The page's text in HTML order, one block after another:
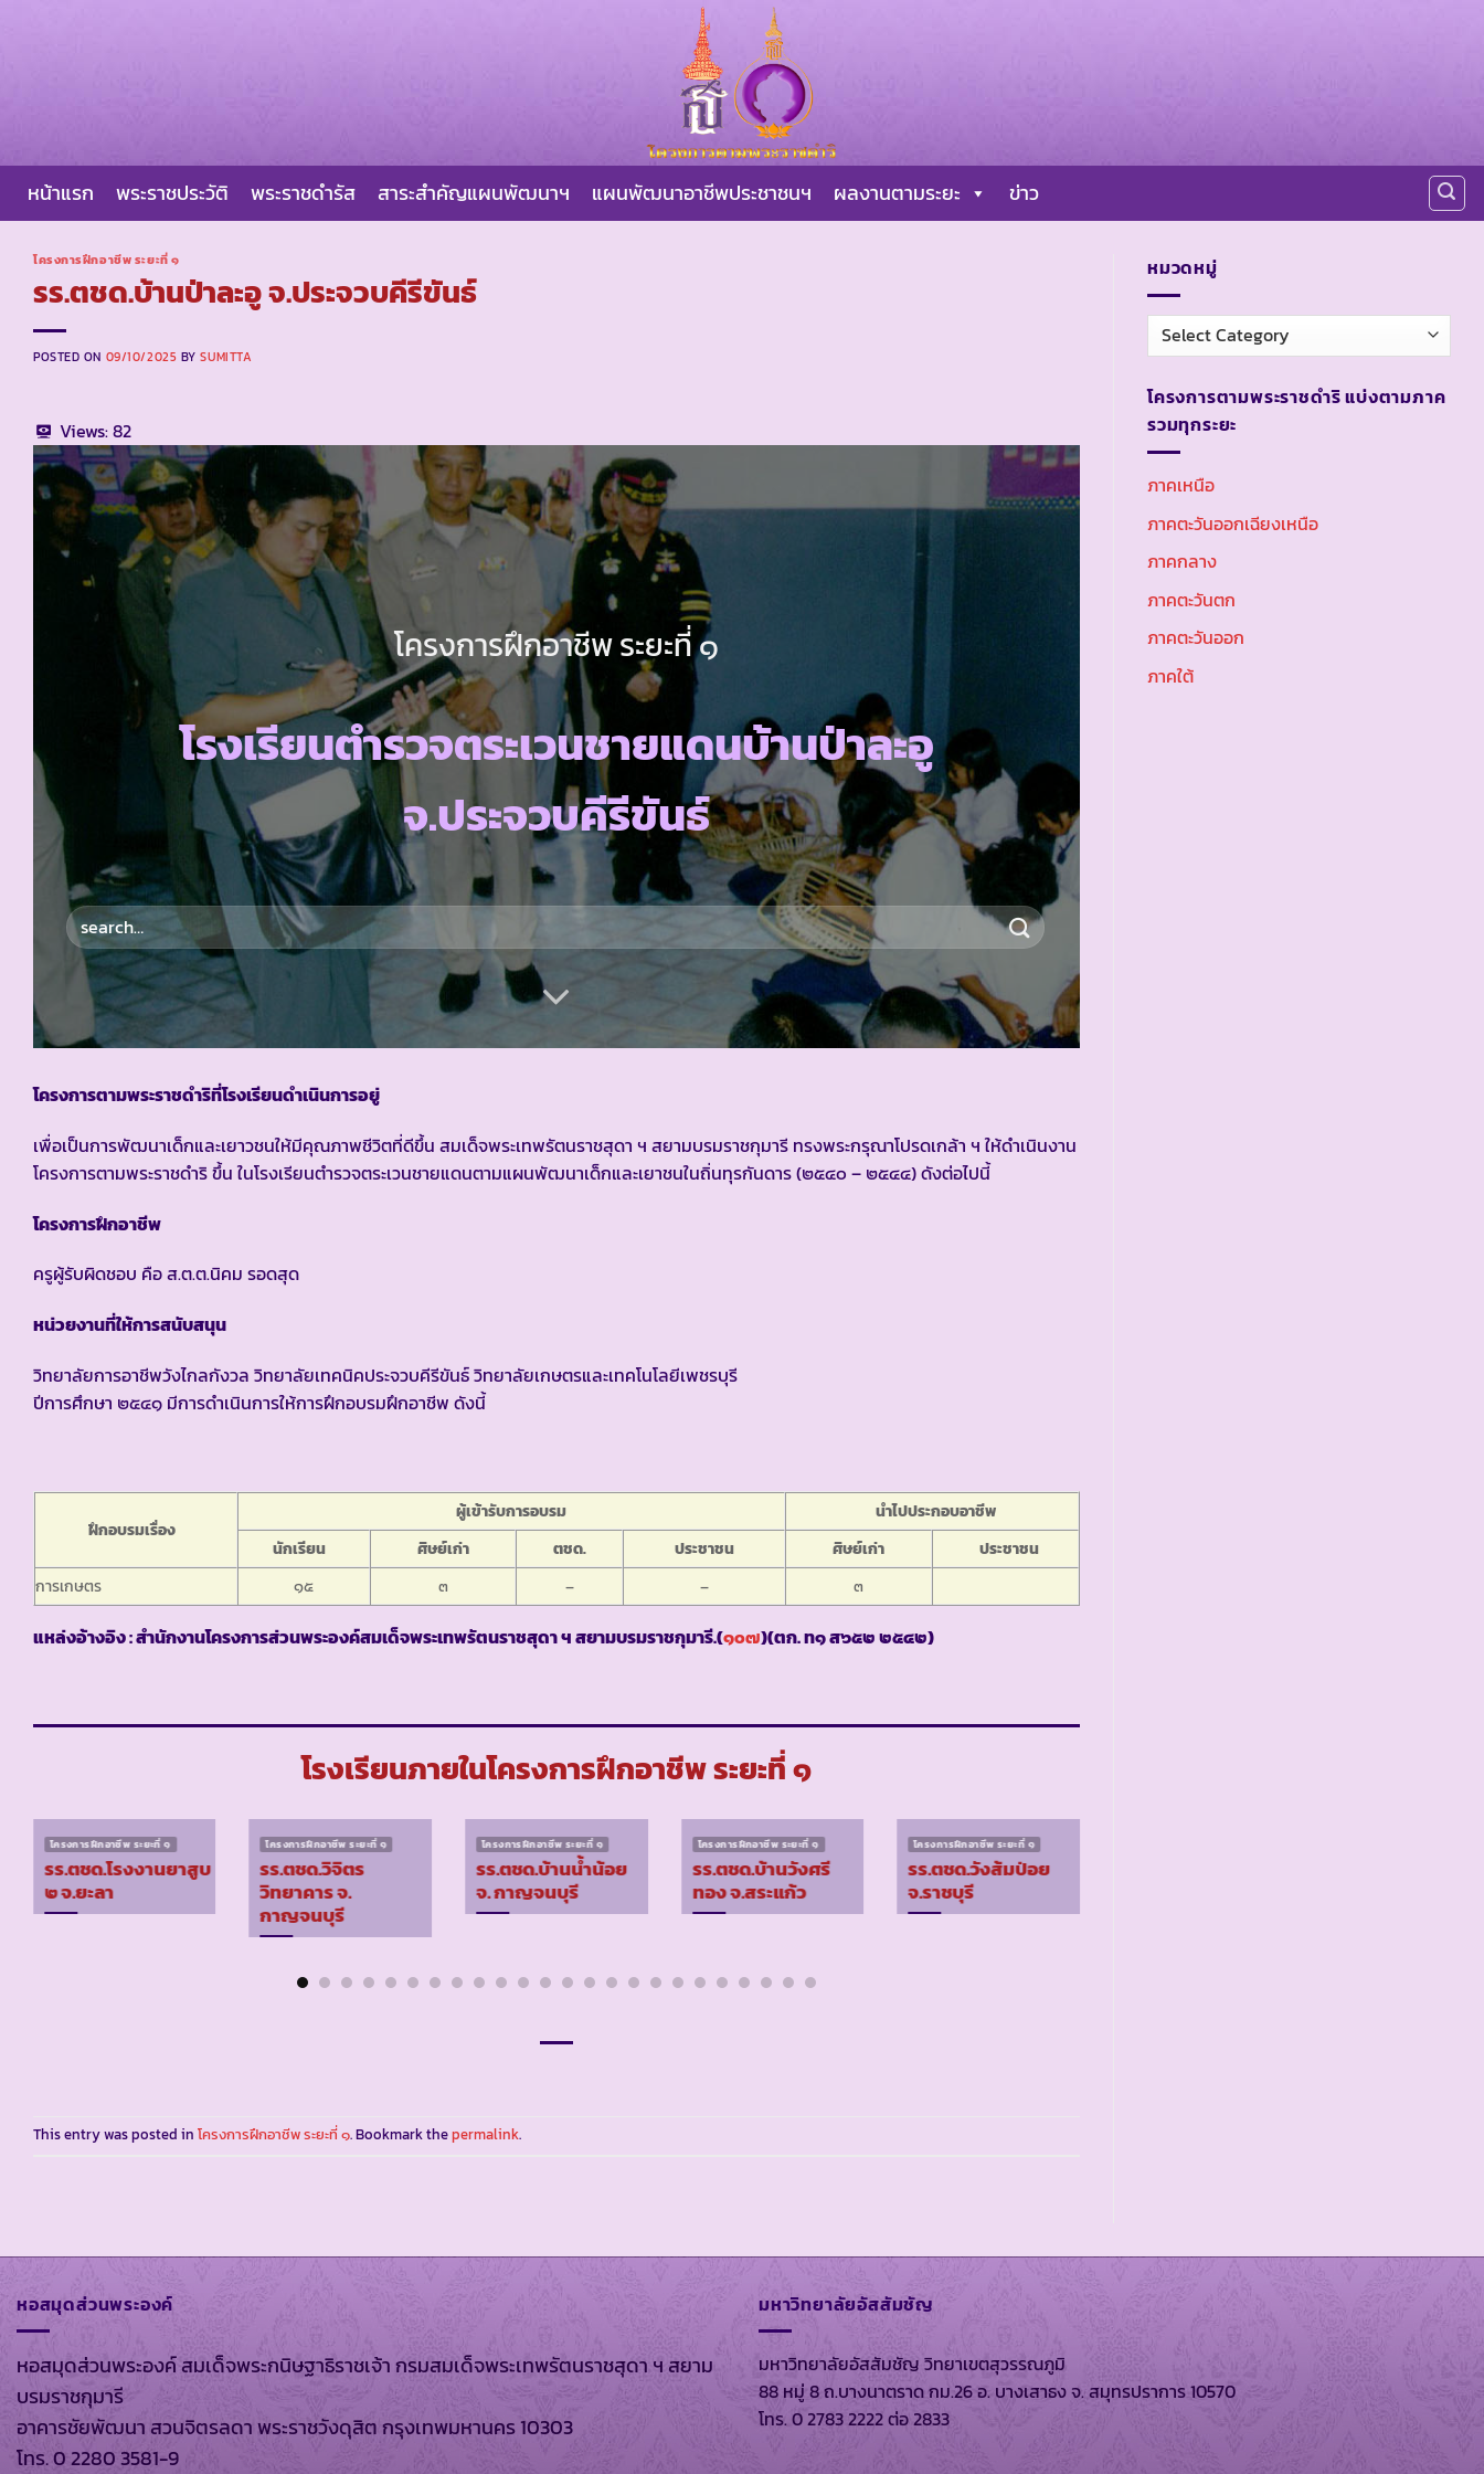
หน้าแรก พระราชประวัติ พระราชดำรัส สาระสำคัญแผนพัฒนาฯ แผนพัฒนาอาชีพประชาชนฯ ผลงานตามระยะ ข่าว
โครงการฝึกอาชีพ ระยะที่ ๑
รร.ตชด.บ้านป่าละอู จ.ประจวบคีรีขันธ์
POSTED ON 09/10/2025 BYSUMITTA
Views:82
โครงการฝึกอาชีพ ระยะที่ ๑
โรงเรียนตำรวจตระเวนชายแดนบ้านป่าละอู
จ.ประจวบคีรีขันธ์
โครงการตามพระราชดำริที่โรงเรียนดำเนินการอยู่
เพื่อเป็นการพัฒนาเด็กและเยาวชนให้มีคุณภาพชีวิตที่ดีขึ้น สมเด็จพระเทพรัตนราชสุดา ฯ สยามบรมราชกุมารี ทรงพระกรุณาโปรดเกล้า ฯ ให้ดำเนินงาน
โครงการตามพระราชดำริ ขึ้น ในโรงเรียนตำรวจตระเวนชายแดนตามแผนพัฒนาเด็กและเยาชนในถิ่นทุรกันดาร (๒๕๔๐ – ๒๕๔๔) ดังต่อไปนี้
โครงการฝึกอาชีพ
ครูผู้รับผิดชอบ คือ ส.ต.ต.นิคม รอดสุด
หน่วยงานที่ให้การสนับสนุน
วิทยาลัยการอาชีพวังไกลกังวล วิทยาลัยเทคนิคประจวบคีรีขันธ์ วิทยาลัยเกษตรและเทคโนโลยีเพชรบุรี
ปีการศึกษา ๒๕๔๑ มีการดำเนินการให้การฝึกอบรมฝึกอาชีพ ดังนี้
ฝึกอบรมเรื่อง
ผู้เข้ารับการอบรม
นำไปประกอบอาชีพ
นักเรียน
ศิษย์เก่า ตชด. ประชาชน ศิษย์เก่า
ประชาชน
การเกษตร
๑๕ ๓ – – ๓
แหล่งอ้างอิง : สำนักงานโครงการส่วนพระองค์สมเด็จพระเทพรัตนราชสุดา ฯ สยามบรมราชกุมารี.(๑๐๗)(ตก. ท๑ ส๖๕๒ ๒๕๔๒)
โรงเรียนภายในโครงการฝึกอาชีพ ระยะที่ ๑
โครงการฝึกอาชีพ ระยะที่ ๑
รร.ตชด.โรงงานยาสูบ
๒ จ.ยะลา
โครงการฝึกอาชีพ ระยะที่ ๑
รร.ตชด.วิจิตร
วิทยาคาร จ.
กาญจนบุรี
โครงการฝึกอาชีพ ระยะที่ ๑
รร.ตชด.บ้านน้ำน้อย
จ. กาญจนบุรี
โครงการฝึกอาชีพ ระยะที่ ๑
รร.ตชด.บ้านวังศรี
ทอง จ.สระแก้ว
โครงการฝึกอาชีพ ระยะที่ ๑
รร.ตชด.วังส้มป่อย
จ.ราชบุรี
This entry was posted in โครงการฝึกอาชีพ ระยะที่ ๑. Bookmark thepermalink.
หมวดหมู่
หมวด
หมู่
โครงการตามพระราชดำริ แบ่งตามภาค
รวมทุกระยะ
ภาคเหนือ
ภาคตะวันออกเฉียงเหนือ
ภาคกลาง
ภาคตะวันตก
ภาคตะวันออก
ภาคใต้
หอสมุดส่วนพระองค์
หอสมุดส่วนพระองค์ สมเด็จพระกนิษฐาธิราชเจ้า กรมสมเด็จพระเทพรัตนราชสุดา ฯ สยาม
บรมราชกุมารี
อาคารชัยพัฒนา สวนจิตรลดา พระราชวังดุสิต กรุงเทพมหานคร 10303
โทร. 0 2280 3581-9
มหาวิทยาลัยอัสสัมชัญ
มหาวิทยาลัยอัสสัมชัญ วิทยาเขตสุวรรณภูมิ
88 หมู่ 8 ถ.บางนาตราด กม.26 อ. บางเสาธง จ. สมุทรปราการ 10570
โทร. 0 2783 2222 ต่อ 2833